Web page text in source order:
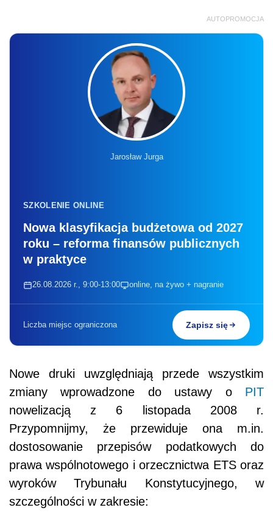
AUTOPROMOCJA
Jarosław Jurga
SZKOLENIE ONLINE
Nowa klasyfikacja budżetowa od 2027
roku – reforma finansów publicznych
w praktyce
26.08.2026 r., 9:00-13:00 online, na żywo + nagranie
Liczba miejsc ograniczona Zapisz się
Nowe druki uwzględniają przede wszystkim
zmiany wprowadzone do ustawy o PIT
nowelizacją z 6 listopada 2008 r.
Przypomnijmy, że przewiduje ona m.in.
dostosowanie przepisów podatkowych do
prawa wspólnotowego i orzecznictwa ETS oraz
wyroków Trybunału Konstytucyjnego, w
szczególności w zakresie: